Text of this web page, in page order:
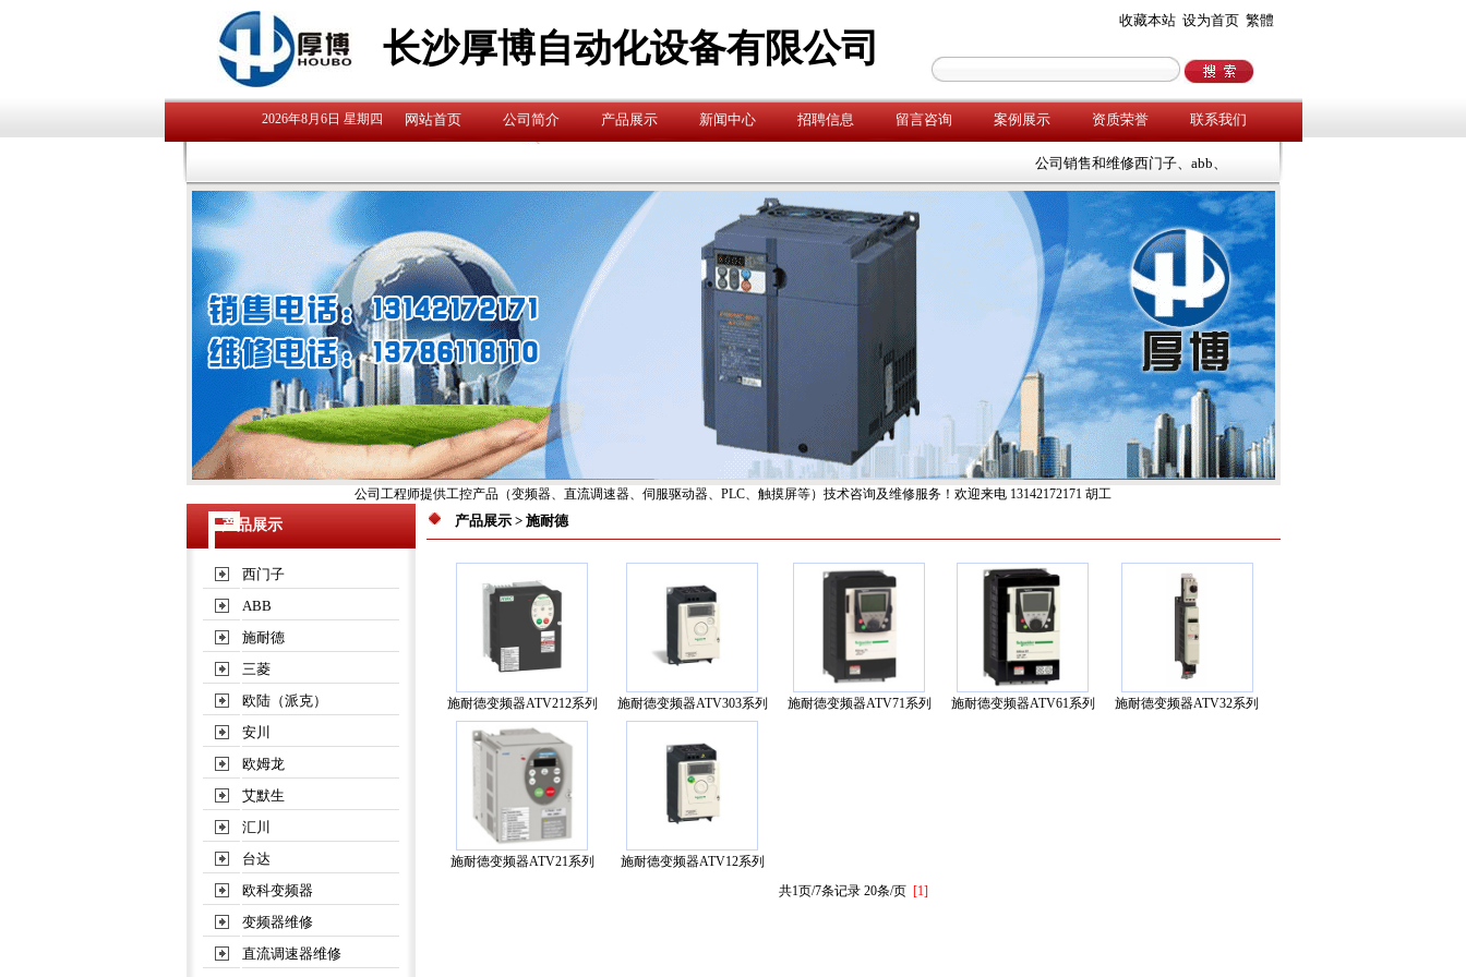
长沙厚博自动化设备有限公司
收藏本站 设为首页 繁體
2026年8月6日 星期四 网站首页 公司简介 产品展示 新闻中心 招聘信息 留言咨询 案例展示 资质荣誉 联系我们
公司销售和维修西门子、abb、施耐德、三菱、安川、欧陆等工控产
公司工程师提供工控产品（变频器、直流调速器、伺服驱动器、PLC、触摸屏等）技术咨询及维修服务！欢迎来电 13142172171 胡工
产品展示
西门子
ABB
施耐德
三菱
欧陆（派克）
安川
欧姆龙
艾默生
汇川
台达
欧科变频器
变频器维修
直流调速器维修
产品展示> 施耐德
施耐德变频器ATV212系列 施耐德变频器ATV303系列 施耐德变频器ATV71系列 施耐德变频器ATV61系列 施耐德变频器ATV32系列
施耐德变频器ATV21系列
施耐德变频器ATV12系列
共1页/7条记录 20条/页 [1]